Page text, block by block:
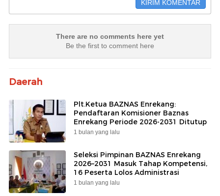
There are no comments here yet
Be the first to comment here
Daerah
Plt.Ketua BAZNAS Enrekang:
Pendaftaran Komisioner Baznas
Enrekang Periode 2026-2031 Ditutup
1 bulan yang lalu
Seleksi Pimpinan BAZNAS Enrekang
2026–2031 Masuk Tahap Kompetensi,
16 Peserta Lolos Administrasi
1 bulan yang lalu